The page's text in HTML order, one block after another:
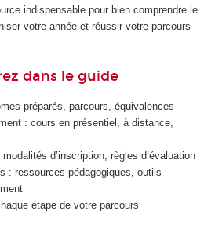
indispensable pour bien comprendre le
votre année et réussir votre parcours
dans le guide
préparés, parcours, équivalences
: cours en présentiel, à distance,
d’inscription, règles d’évaluation
: ressources pédagogiques, outils
étape de votre parcours